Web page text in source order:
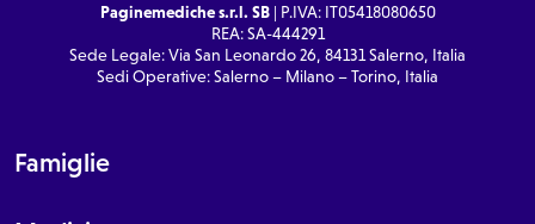
Paginemediche s.r.l. SB| P.IVA: IT05418080650
REA: SA-444291
Sede Legale: Via San Leonardo 26, 84131 Salerno, Italia
Sedi Operative: Salerno – Milano – Torino, Italia
Famiglie